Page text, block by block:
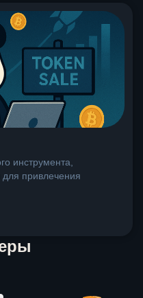
инструмента,
привлечения